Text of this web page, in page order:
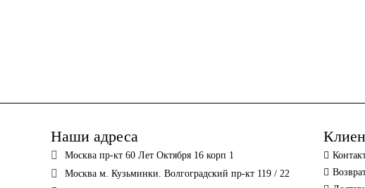
Наши адреса
Москва пр-кт 60 Лет Октября 16 корп 1
Москва м. Кузьминки. Волгоградский пр-кт 119 / 22